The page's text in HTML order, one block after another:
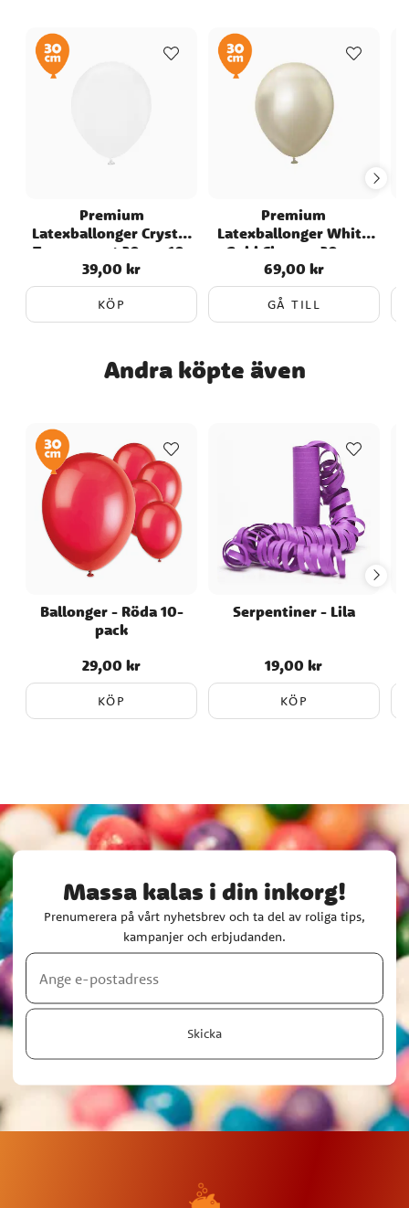
Premium
Latexballonger Crystal
Transparent 30 cm 10-
pack
Pris:39,00 kr
39,00 kr
KÖP
Premium
Latexballonger White
Gold Chrome 30 cm
Pris:69,00 kr
69,00 kr
GÅ TILL
Andra köpte även
Ballonger - Röda 10-
pack
Pris: 29,00 kr
29,00 kr
KÖP
Serpentiner - Lila
Pris:19,00 kr
19,00 kr
KÖP
Massa kalas i din inkorg!
Prenumerera på vårt nyhetsbrev och ta del av roliga tips,
kampanjer och erbjudanden.
Skicka